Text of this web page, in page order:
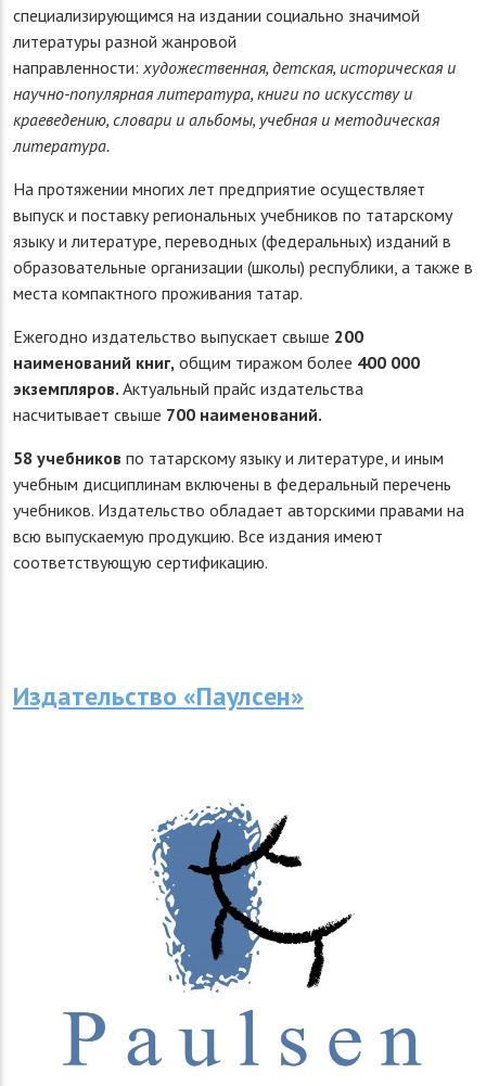
специализирующимся на издании социально значимой
литературы разной жанровой
направленности: художественная, детская, историческая и
научно-популярная литература, книги по искусству и
краеведению, словари и альбомы, учебная и методическая
литература.
На протяжении многих лет предприятие осуществляет
выпуск и поставку региональных учебников по татарскому
языку и литературе, переводных (федеральных) изданий в
образовательные организации (школы) республики, а также в
места компактного проживания татар.
Ежегодно издательство выпускает свыше 200
наименований книг, общим тиражом более 400 000
экземпляров. Актуальный прайс издательства
насчитывает свыше 700 наименований.
58 учебников по татарскому языку и литературе, и иным
учебным дисциплинам включены в федеральный перечень
учебников. Издательство обладает авторскими правами на
всю выпускаемую продукцию. Все издания имеют
соответствующую сертификацию.
Издательство «Паулсен»